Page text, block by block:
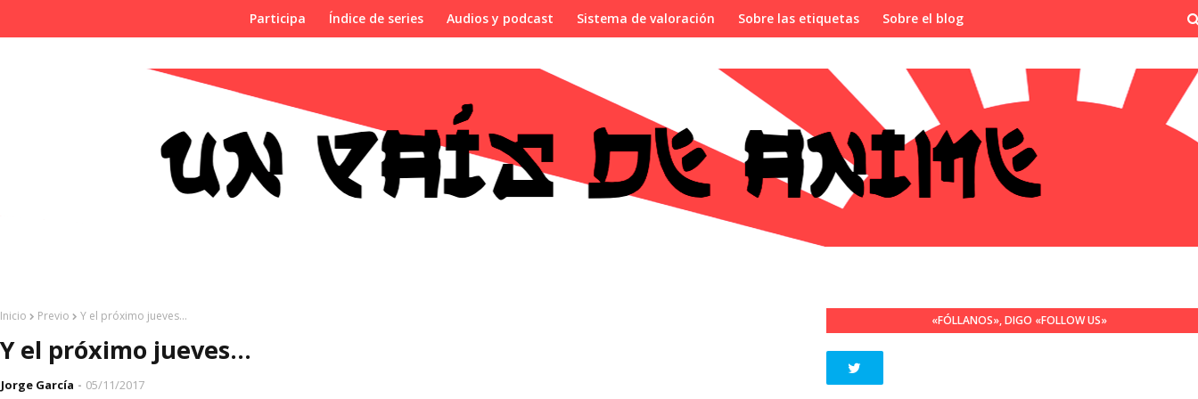
Participa Índice de series Audios y podcast Sistema de valoración Sobre las etiquetas Sobre el blog
Inicio Previo Y el próximo jueves...
Y el próximo jueves...
Jorge García 05/11/2017
«FÓLLANOS», DIGO «FOLLOW US»